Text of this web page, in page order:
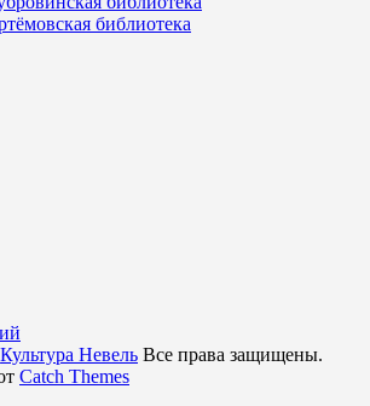
библиотека
Культура Невель Все права защищены.
Catch Themes